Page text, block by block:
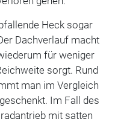
Heck sogar
Dachverlauf macht
für weniger
sorgt. Rund
man im Vergleich
Im Fall des
mit satten